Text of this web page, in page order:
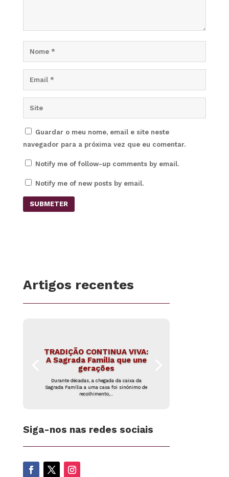
Guardar o meu nome, email e site neste
navegador para a próxima vez que eu comentar.
Notify me of follow-up comments by email.
Notify me of new posts by email.
SUBMETER
Artigos recentes
TRADIÇÃO CONTINUA VIVA:
A Sagrada Família que une
gerações
Durante décadas, a chegada da caixa da
Sagrada Família a uma casa foi sinónimo de
recolhimento,...
Siga-nos nas redes sociais